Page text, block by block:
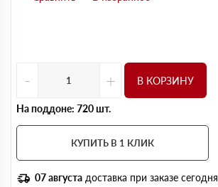
- + В КОРЗИНУ
На поддоне: 720 шт.
КУПИТЬ В 1 КЛИК
07 августа доставка при заказе сегодня